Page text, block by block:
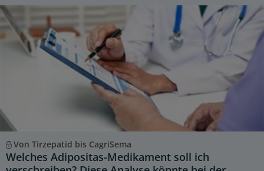
Von Tirzepatid bis CagriSema
Welches Adipositas-Medikament soll ich